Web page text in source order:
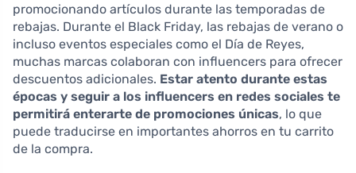
promocionando artículos durante las temporadas de
rebajas. Durante el Black Friday, las rebajas de verano o
incluso eventos especiales como el Día de Reyes,
muchas marcas colaboran con influencers para ofrecer
descuentos adicionales. Estar atento durante estas
épocas y seguir a los influencers en redes sociales te
permitirá enterarte de promociones únicas, lo que
puede traducirse en importantes ahorros en tu carrito
de la compra.